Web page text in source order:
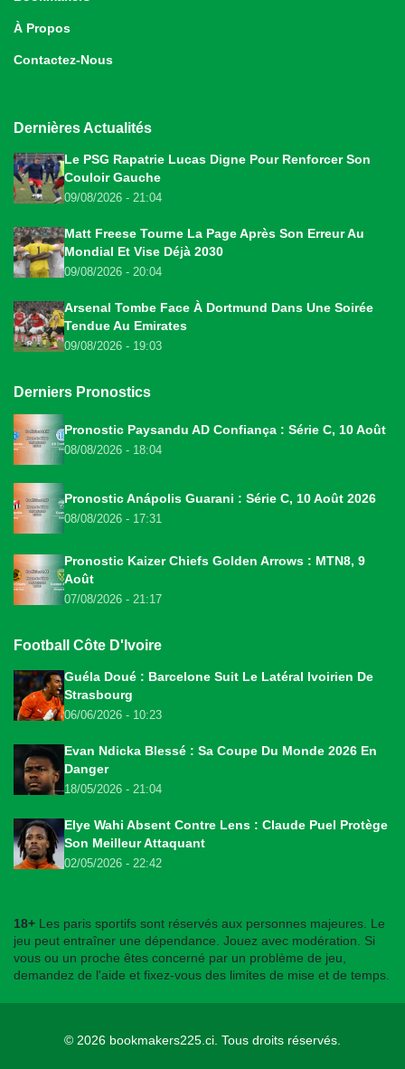
À Propos
Contactez-Nous
Dernières Actualités
Le PSG Rapatrie Lucas Digne Pour Renforcer Son
Couloir Gauche
09/08/2026 - 21:04
Matt Freese Tourne La Page Après Son Erreur Au
Mondial Et Vise Déjà 2030
09/08/2026 - 20:04
Arsenal Tombe Face À Dortmund Dans Une Soirée
Tendue Au Emirates
09/08/2026 - 19:03
Derniers Pronostics
Pronostic Paysandu AD Confiança : Série C, 10 Août
08/08/2026 - 18:04
Pronostic Anápolis Guarani : Série C, 10 Août 2026
08/08/2026 - 17:31
Pronostic Kaizer Chiefs Golden Arrows : MTN8, 9
Août
07/08/2026 - 21:17
Football Côte D'Ivoire
Guéla Doué : Barcelone Suit Le Latéral Ivoirien De
Strasbourg
06/06/2026 - 10:23
Evan Ndicka Blessé : Sa Coupe Du Monde 2026 En
Danger
18/05/2026 - 21:04
Elye Wahi Absent Contre Lens : Claude Puel Protège
Son Meilleur Attaquant
02/05/2026 - 22:42
18+ Les paris sportifs sont réservés aux personnes majeures. Le
jeu peut entraîner une dépendance. Jouez avec modération. Si
vous ou un proche êtes concerné par un problème de jeu,
demandez de l'aide et fixez-vous des limites de mise et de temps.
© 2026 bookmakers225.ci . Tous droits réservés.